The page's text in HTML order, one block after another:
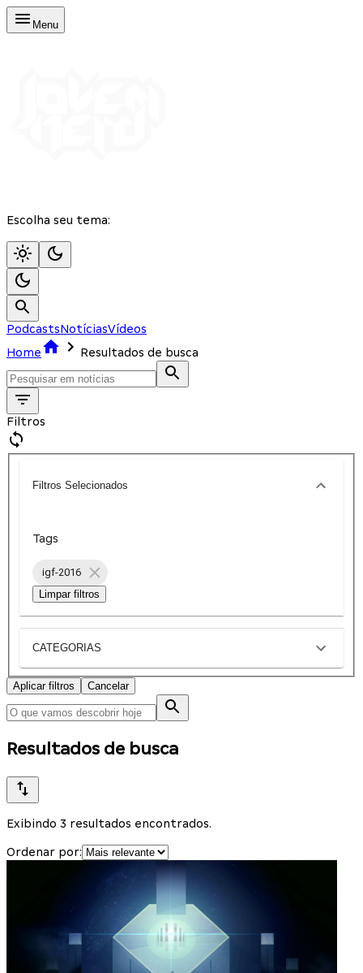
Menu
Escolha seu tema:
PodcastsNotíciasVídeos
Home
Resultados de busca
Filtros
Filtros Selecionados
Tags
igf-2016
Limpar filtros
CATEGORIAS
Aplicar filtros Cancelar
Resultados de busca
Exibindo 3 resultados encontrados.
Ordenar por: